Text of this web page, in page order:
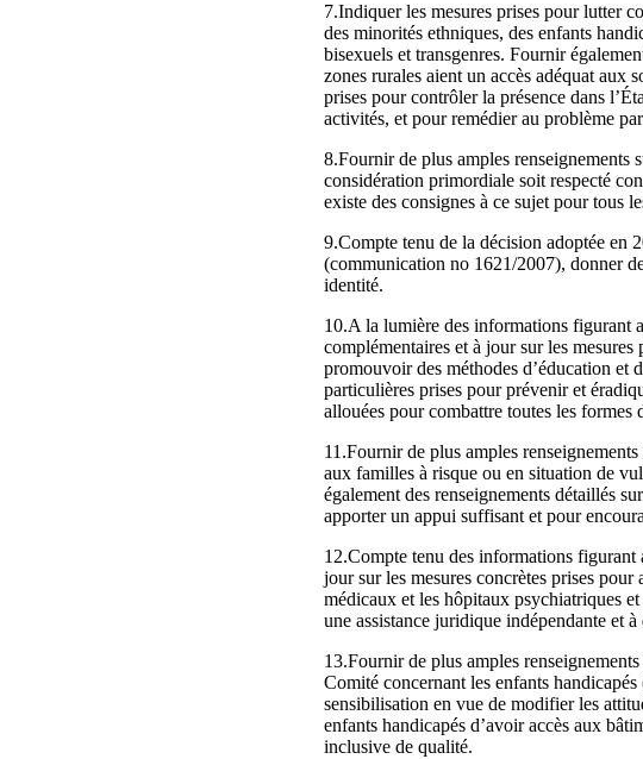
7.Indiquer les mesures prises pour lutter
des minorités ethniques, des enfants
bisexuels et transgenres. Fournir
zones rurales aient un accès adéquat aux
prises pour contrôler la présence dans
activités, et pour remédier au problème
8.Fournir de plus amples renseignements
considération primordiale soit respecté
existe des consignes à ce sujet pour tous
9.Compte tenu de la décision adoptée en
(communication no 1621/2007), donner
identité.
10.A la lumière des informations figurant
complémentaires et à jour sur les
promouvoir des méthodes d’éducation
particulières prises pour prévenir et
allouées pour combattre toutes les formes
11.Fournir de plus amples
aux familles à risque ou en situation de
également des renseignements détaillés
apporter un appui suffisant et pour
12.Compte tenu des informations figurant
jour sur les mesures concrètes prises
médicaux et les hôpitaux psychiatriques
une assistance juridique indépendante et à
13.Fournir de plus amples
Comité concernant les enfants
sensibilisation en vue de modifier les
enfants handicapés d’avoir accès aux
inclusive de qualité.